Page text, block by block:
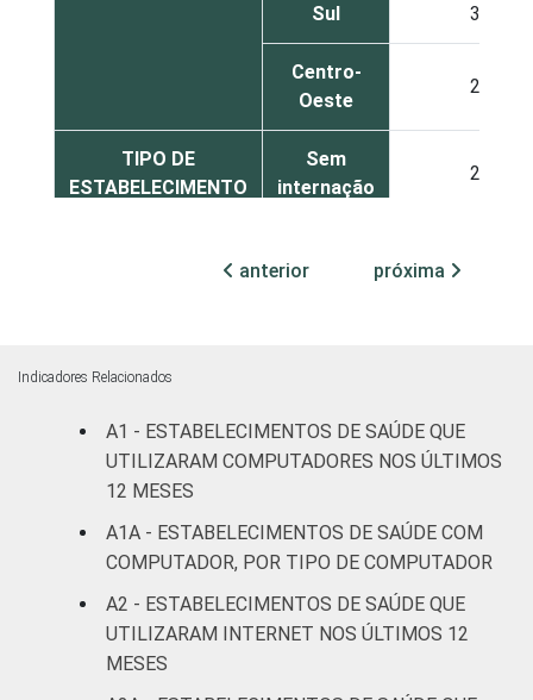
Sul 32
Centro-
Oeste
24
TIPO DE
ESTABELECIMENTO
Sem
internação
22
internação
internação
50 leitos)
Serviço de
apoio à
diagnose e
34
IDENTIFICAÇÃO DE
anterior próxima
Indicadores Relacionados
A1 - ESTABELECIMENTOS DE SAÚDE QUE
UTILIZARAM COMPUTADORES NOS ÚLTIMOS
12 MESES
A1A - ESTABELECIMENTOS DE SAÚDE COM
COMPUTADOR, POR TIPO DE COMPUTADOR
A2 - ESTABELECIMENTOS DE SAÚDE QUE
UTILIZARAM INTERNET NOS ÚLTIMOS 12
MESES